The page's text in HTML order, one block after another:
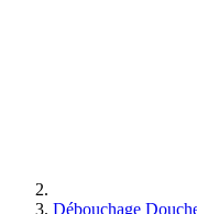
Débouchage